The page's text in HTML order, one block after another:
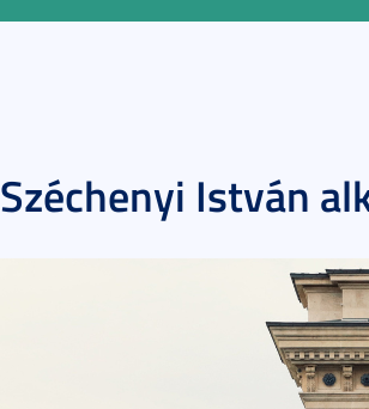
Széchenyi István